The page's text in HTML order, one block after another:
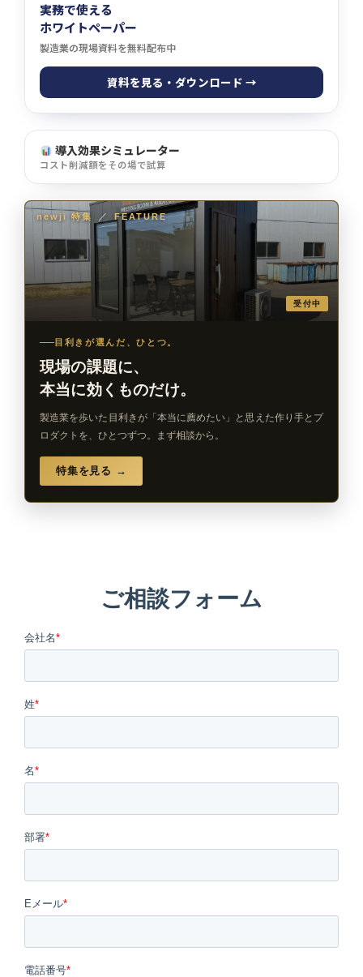
実務で使える
ホワイトペーパー
製造業の現場資料を無料配布中
資料を見る・ダウンロード →
導入効果シミュレーター
コスト削減額をその場で試算
newji 特集 ／ FEATURE
受付中
目利きが選んだ、ひとつ。
現場の課題に、
本当に効くものだけ。
製造業を歩いた目利きが「本当に薦めたい」と思えた作り手とプ
ロダクトを、ひとつずつ。まず相談から。
特集を見る →